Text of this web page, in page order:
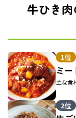
牛ひき
1位
ミ
主な食
2位